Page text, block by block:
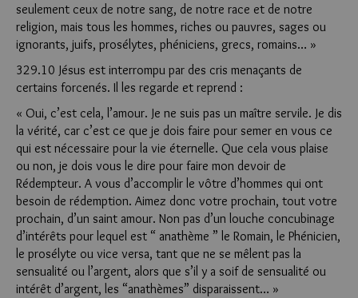
seulement ceux de notre sang, de notre race et de notre
religion, mais tous les hommes, riches ou pauvres, sages ou
ignorants, juifs, prosélytes, phéniciens, grecs, romains… »
329.10 Jésus est interrompu par des cris menaçants de
certains forcenés. Il les regarde et reprend :
« Oui, c’est cela, l’amour. Je ne suis pas un maître servile. Je dis
la vérité, car c’est ce que je dois faire pour semer en vous ce
qui est nécessaire pour la vie éternelle. Que cela vous plaise
ou non, je dois vous le dire pour faire mon devoir de
Rédempteur. A vous d’accomplir le vôtre d’hommes qui ont
besoin de rédemption. Aimez donc votre prochain, tout votre
prochain, d’un saint amour. Non pas d’un louche concubinage
d’intérêts pour lequel est “ ana­thème ” le Romain, le Phénicien,
le prosélyte ou vice versa, tant que ne se mêlent pas la
sensualité ou l’argent, alors que s’il y a soif de sensualité ou
intérêt d’argent, les “anathèmes” disparaissent… »